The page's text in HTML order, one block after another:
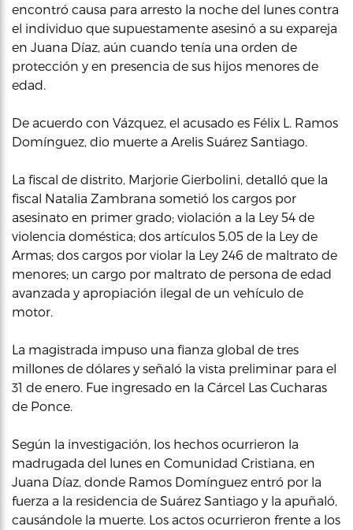
encontró causa para arresto la noche del lunes contra
el individuo que supuestamente asesinó a su expareja
en Juana Díaz, aún cuando tenía una orden de
protección y en presencia de sus hijos menores de
edad.
De acuerdo con Vázquez, el acusado es Félix L. Ramos
Domínguez, dio muerte a Arelis Suárez Santiago.
La fiscal de distrito, Marjorie Gierbolini, detalló que la
fiscal Natalia Zambrana sometió los cargos por
asesinato en primer grado; violación a la Ley 54 de
violencia doméstica; dos artículos 5.05 de la Ley de
Armas; dos cargos por violar la Ley 246 de maltrato de
menores; un cargo por maltrato de persona de edad
avanzada y apropiación ilegal de un vehículo de
motor.
La magistrada impuso una fianza global de tres
millones de dólares y señaló la vista preliminar para el
31 de enero. Fue ingresado en la Cárcel Las Cucharas
de Ponce.
Según la investigación, los hechos ocurrieron la
madrugada del lunes en Comunidad Cristiana, en
Juana Díaz, donde Ramos Domínguez entró por la
fuerza a la residencia de Suárez Santiago y la apuñaló,
causándole la muerte. Los actos ocurrieron frente a los